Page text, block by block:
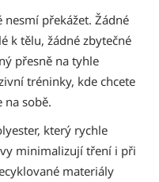
nesmí překážet. Žádné
k tělu, žádné zbytečné
přesně na tyhle
tréninky, kde chcete
na sobě.
který rychle
minimalizují tření i při
materiály